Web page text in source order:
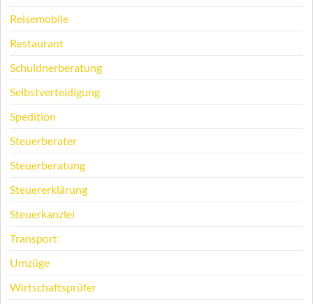
Reisemobile
Restaurant
Schuldnerberatung
Selbstverteidigung
Spedition
Steuerberater
Steuerberatung
Steuererklärung
Steuerkanzlei
Transport
Umzüge
Wirtschaftsprüfer